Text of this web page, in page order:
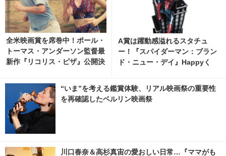
全米映画賞を席巻中！ポール・
トーマス・アンダーソン監督最
新作『リコリス・ピザ』公開決
A賞は躍動感溢れるスタチュ
ー！『スパイダーマン：ブラン
ド・ニュー・デイ』Happyく
真・画像 | cinemacafe.net
“いま”を考える鑑賞体験、リアル映画祭の重要性
を再確認したベルリン映画祭
川口春奈＆高杉真宙の愛おしい日常…『ママがも